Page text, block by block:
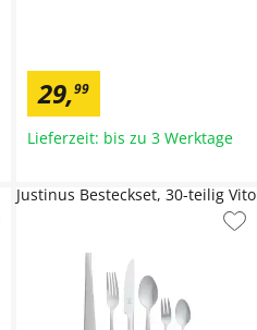
29,99
Lieferzeit: bis zu 3 Werktage
Justinus Besteckset, 30-teilig Vito